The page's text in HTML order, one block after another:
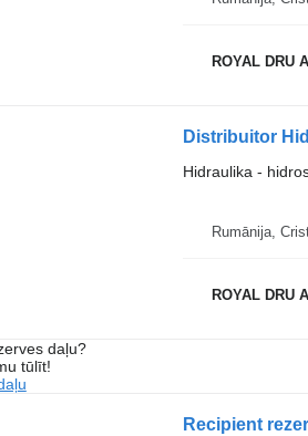
ROYAL DRU
Hidraulika -
Rumānija,
ROYAL DRU
daļu?
tūlīt!